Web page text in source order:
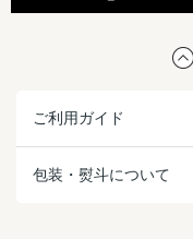
ご利用ガイド
包装・熨斗について